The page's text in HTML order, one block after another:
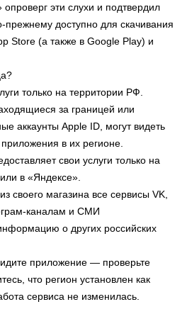
эти слухи и подтвердил
доступно для скачивания
Store (а также в Google Play) и
только на территории РФ.
за границей или
аккаунты Apple ID, могут видеть
в их регионе.
свои услуги только на
в «Яндексе».
своего магазина все сервисы VK,
каналам и СМИ
о других российских
приложение — проверьте
что регион установлен как
сервиса не изменилась.